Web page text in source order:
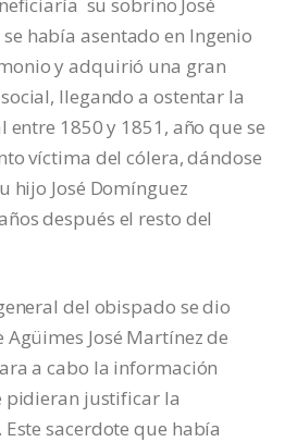
había asentado en Ingenio
y adquirió una gran
llegando a ostentar la
1850 y 1851, año que se
víctima del cólera, dándose
hijo José Domínguez
después el resto del
del obispado se dio
José Martínez de
a cabo la información
pidieran justificar la
sacerdote que había